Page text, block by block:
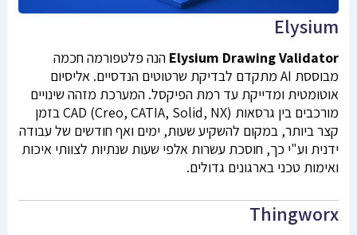
Elysium
Elysium Drawing Validator הנה פלטפורמה חכמה
מבוססת AI מתקדם לבדיקת שרטוטים הנדסיים. אליסיום
אוטומטית ומדייקת עד רמת הפיקסל. המערכת מזהה שינויים
מורכבים בין גרסאות CAD (Creo, CATIA, Solid, NX) בזמן
קצר ביותר, במקום להשקיע שעות, ימים ואף חודשים של עבודה
ידנית וע"י כך, חוסכת עשרות אלפי שעות שנתיות לצוותי איכות
ואימות טכני בארגונים גדולים.
Thingworx